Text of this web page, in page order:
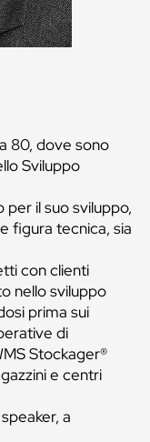
80, dove sono
Sviluppo
per il suo sviluppo,
figura tecnica, sia
con clienti
nello sviluppo
prima sui
di
Stockager®
e centri
a